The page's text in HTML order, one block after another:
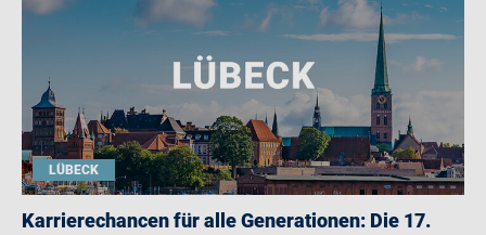
LÜBECK
Karrierechancen für alle Generationen: Die 17.